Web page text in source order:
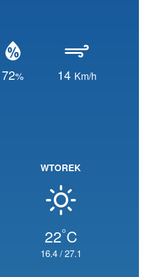
72% 14 Km/h
WTOREK
22°C
16.4/27.1